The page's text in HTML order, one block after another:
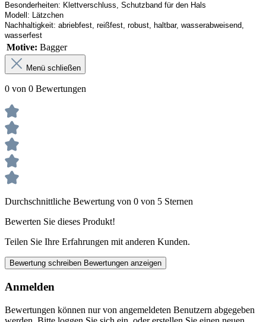
Besonderheiten: Klettverschluss, Schutzband für den Hals
Modell: Lätzchen
Nachhaltigkeit: abriebfest, reißfest, robust, haltbar, wasserabweisend,
wasserfest
Motive: Bagger
Menü schließen
0 von 0 Bewertungen
Durchschnittliche Bewertung von 0 von 5 Sternen
Bewerten Sie dieses Produkt!
Teilen Sie Ihre Erfahrungen mit anderen Kunden.
Bewertung schreiben Bewertungen anzeigen
Anmelden
Bewertungen können nur von angemeldeten Benutzern abgegeben